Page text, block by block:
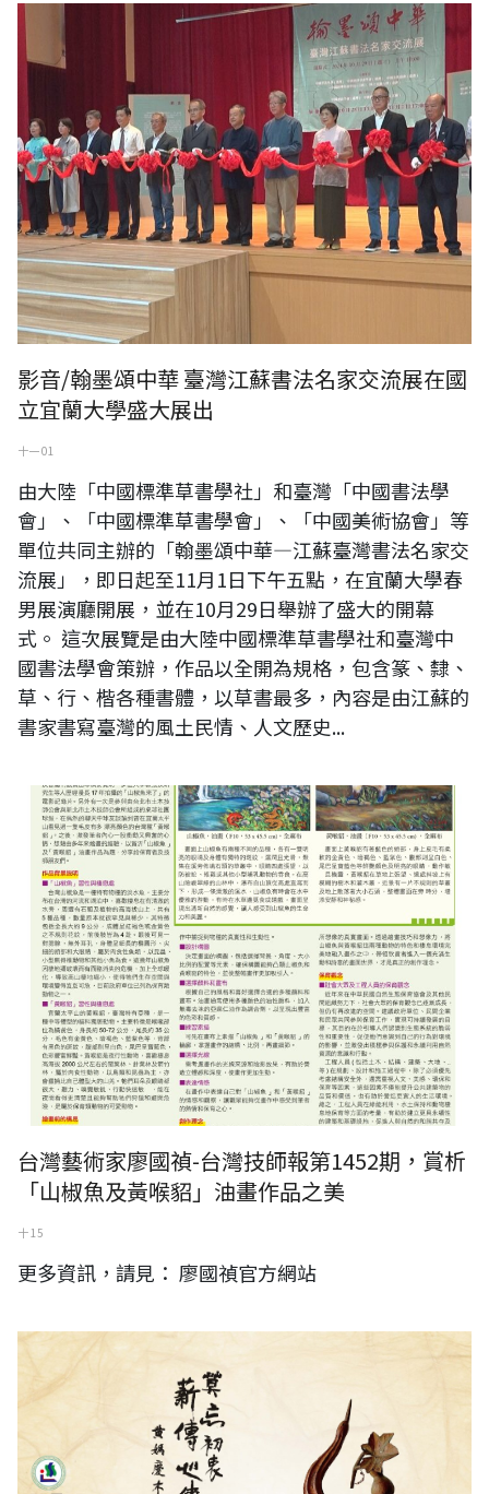
影音/翰墨頌中華 臺灣江蘇書法名家交流展在國立宜蘭大學盛大展出
影音/翰墨頌中華 臺灣江蘇書法名家交流展在國
立宜蘭大學盛大展出
十一 01
由大陸「中國標準草書學社」和臺灣「中國書法學
會」、「中國標準草書學會」、「中國美術協會」等
單位共同主辦的「翰墨頌中華―江蘇臺灣書法名家交
流展」，即日起至11月1日下午五點，在宜蘭大學春
男展演廳開展，並在10月29日舉辦了盛大的開幕
式。 這次展覽是由大陸中國標準草書學社和臺灣中
國書法學會策辦，作品以全開為規格，包含篆、隸、
草、行、楷各種書體，以草書最多，內容是由江蘇的
書家書寫臺灣的風土民情、人文歷史...
台灣技師報第1452期，賞析「山椒魚及黃喉貂」油畫作品之美
台灣藝術家廖國禎-台灣技師報第1452期，賞析
「山椒魚及黃喉貂」油畫作品之美
十 15
更多資訊，請見： 廖國禎官方網站
莫忘初衷，薪傳心傳-黃媽慶木雕展